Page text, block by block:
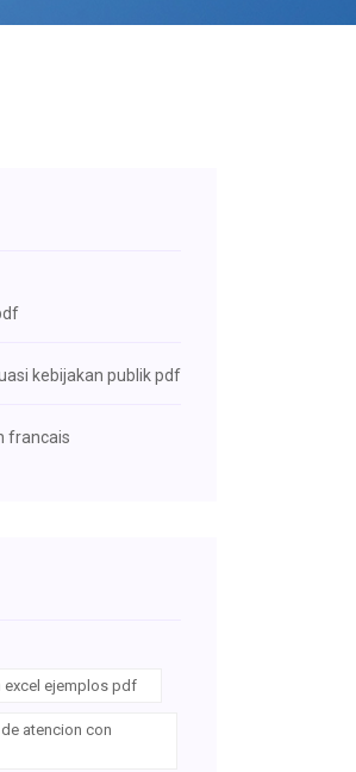
kebijakan publik pdf
francais
excel ejemplos pdf
atencion con